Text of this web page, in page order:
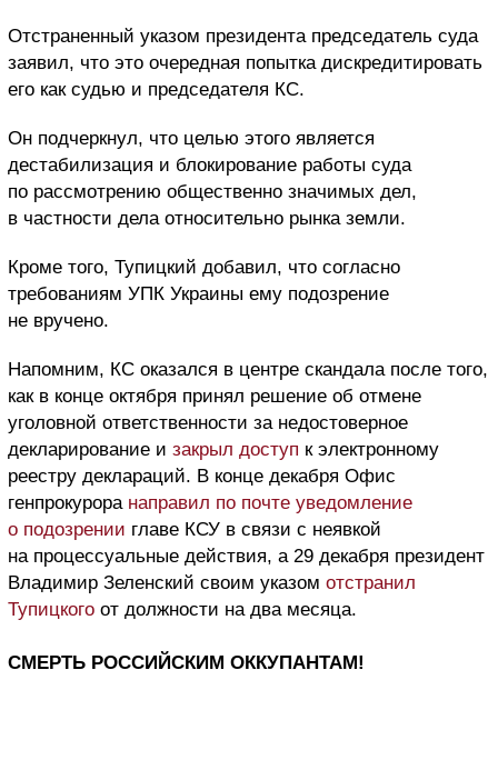
Отстраненный указом президента председатель суда
заявил, что это очередная попытка дискредитировать
его как судью и председателя КС.
Он подчеркнул, что целью этого является
дестабилизация и блокирование работы суда
по рассмотрению общественно значимых дел,
в частности дела относительно рынка земли.
Кроме того, Тупицкий добавил, что согласно
требованиям УПК Украины ему подозрение
не вручено.
Напомним, КС оказался в центре скандала после того,
как в конце октября принял решение об отмене
уголовной ответственности за недостоверное
декларирование и закрыл доступ к электронному
реестру деклараций. В конце декабря Офис
генпрокурора направил по почте уведомление
о подозрении главе КСУ в связи с неявкой
на процессуальные действия, а 29 декабря президент
Владимир Зеленский своим указом отстранил
Тупицкого от должности на два месяца.
СМЕРТЬ РОССИЙСКИМ ОККУПАНТАМ!